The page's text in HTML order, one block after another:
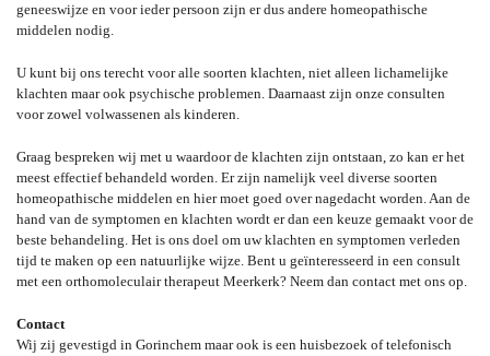
geneeswijze en voor ieder persoon zijn er dus andere homeopathische
middelen nodig.
U kunt bij ons terecht voor alle soorten klachten, niet alleen lichamelijke
klachten maar ook psychische problemen. Daarnaast zijn onze consulten
voor zowel volwassenen als kinderen.
Graag bespreken wij met u waardoor de klachten zijn ontstaan, zo kan er het
meest effectief behandeld worden. Er zijn namelijk veel diverse soorten
homeopathische middelen en hier moet goed over nagedacht worden. Aan de
hand van de symptomen en klachten wordt er dan een keuze gemaakt voor de
beste behandeling. Het is ons doel om uw klachten en symptomen verleden
tijd te maken op een natuurlijke wijze. Bent u geïnteresseerd in een consult
met een orthomoleculair therapeut Meerkerk? Neem dan contact met ons op.
Contact
Wij zij gevestigd in Gorinchem maar ook is een huisbezoek of telefonisch